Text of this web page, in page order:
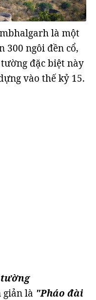
là một
300 ngôi đền cổ,
đặc biệt này
vào thế kỷ 15.
là "Pháo đài